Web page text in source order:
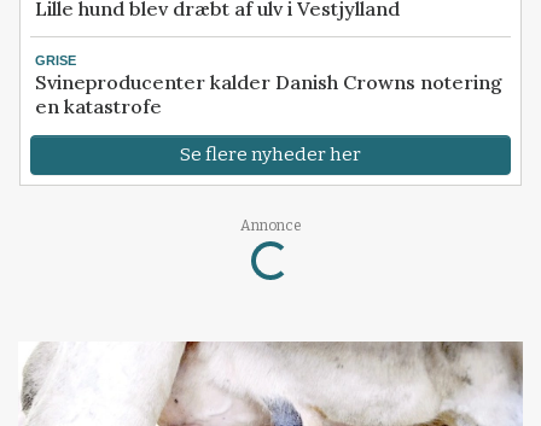
Lille hund blev dræbt af ulv i Vestjylland
GRISE
Svineproducenter kalder Danish Crowns notering
en katastrofe
Se flere nyheder her
Annonce
Loading...